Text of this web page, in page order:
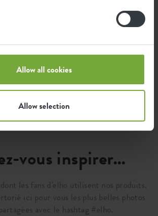
Allow all cookies
Allow selection
vous inspirer...
dont les fans d'elho utilisent nos produits.
ici pour vous les plus belles photos
avec le hashtag #elho.